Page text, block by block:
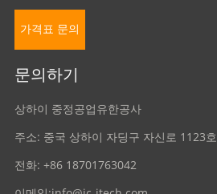
가격표 문의
문의하기
상하이 중정공업유한공사
주소: 중국 상하이 자딩구 자신로 1123호
전화: +86 18701763042